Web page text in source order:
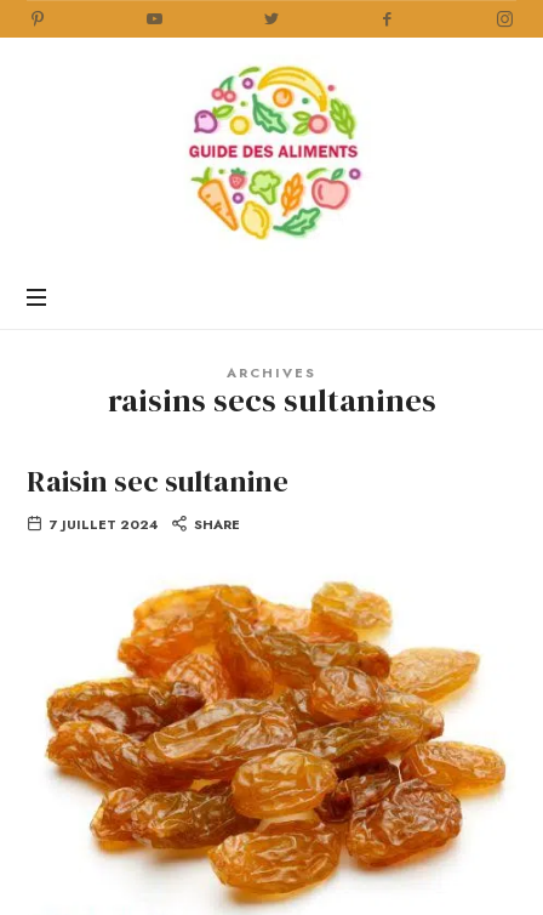
Aliments
ARCHIVES
raisins secs sultanines
Raisin sec sultanine
7 JUILLET 2024 SHARE